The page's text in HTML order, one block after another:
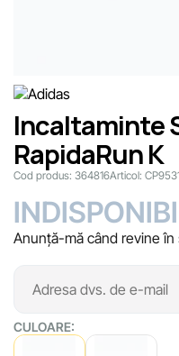
Incaltaminte
RapidaRun K
Cod produs: 364816Articol:
Anunță-mă când revine în
CULOARE: